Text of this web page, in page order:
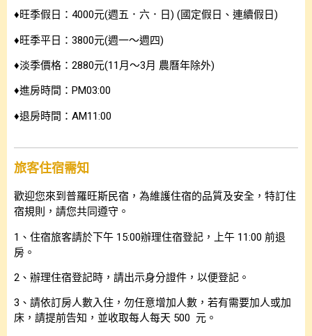
♦旺季假日：4000元(週五．六．日) (國定假日、連續假日)
♦旺季平日：3800元(週一～週四)
♦淡季價格：2880元(11月～3月 農曆年除外)
♦進房時間：PM03:00
♦退房時間：AM11:00
旅客住宿需知
歡迎您來到普羅旺斯民宿，為維護住宿的品質及安全，特訂住
宿規則，請您共同遵守。
1、住宿旅客請於下午 15:00辦理住宿登記，上午 11:00 前退
房。
2、辦理住宿登記時，請出示身分證件，以便登記。
3、請依訂房人數入住，勿任意增加人數，若有需要加人或加
床，請提前告知，並收取每人每天 500 元。